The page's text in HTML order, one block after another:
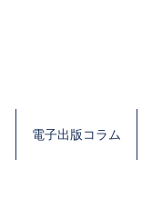
電子出版コラム